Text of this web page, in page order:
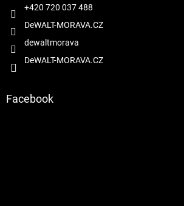
+420 720 037 488
DeWALT-MORAVA.CZ
dewaltmorava
DeWALT-MORAVA.CZ
Facebook